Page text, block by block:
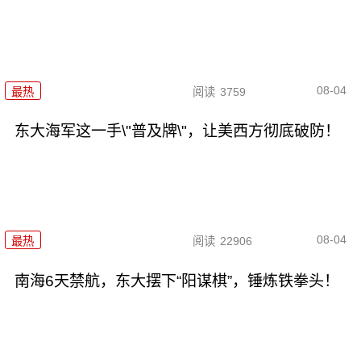
最热 阅读 3759 08-04
东大海军这一手\"普及牌\"，让美西方彻底破防！
最热 阅读 22906 08-04
南海6天禁航，东大摆下“阳谋棋”，锤炼铁拳头！